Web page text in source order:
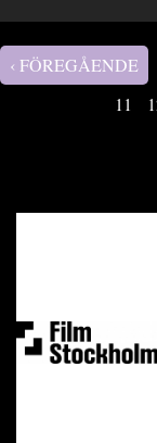
Sidor
‹ FÖREGÅENDE
11